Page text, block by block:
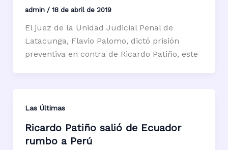
admin / 18 de abril de 2019
El juez de la Unidad Judicial Penal de
Latacunga, Flavio Palomo, dictó prisión
preventiva en contra de Ricardo Patiño, este
Las Últimas
Ricardo Patiño salió de Ecuador
rumbo a Perú